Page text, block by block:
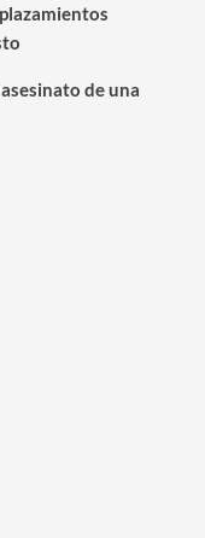
de una